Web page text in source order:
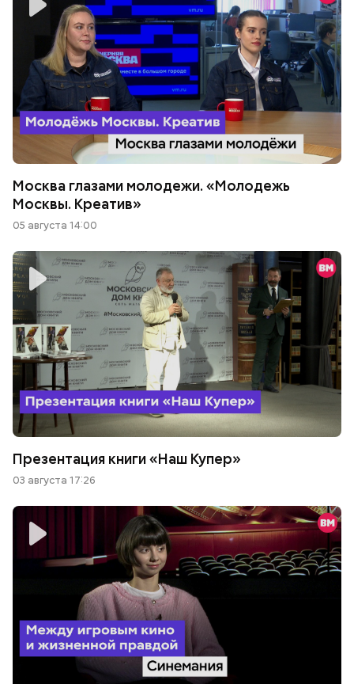
Москва глазами молодежи. «Молодежь
Москвы. Креатив»
05 августа 14:00
Презентация книги «Наш Купер»
03 августа 17:26